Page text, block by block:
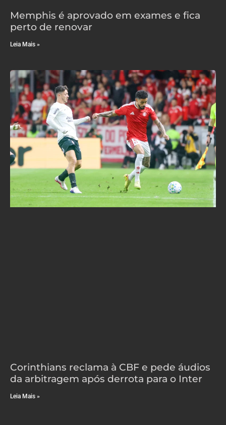
Memphis é aprovado em exames e fica
perto de renovar
Leia Mais »
Corinthians reclama à CBF e pede áudios
da arbitragem após derrota para o Inter
Leia Mais »